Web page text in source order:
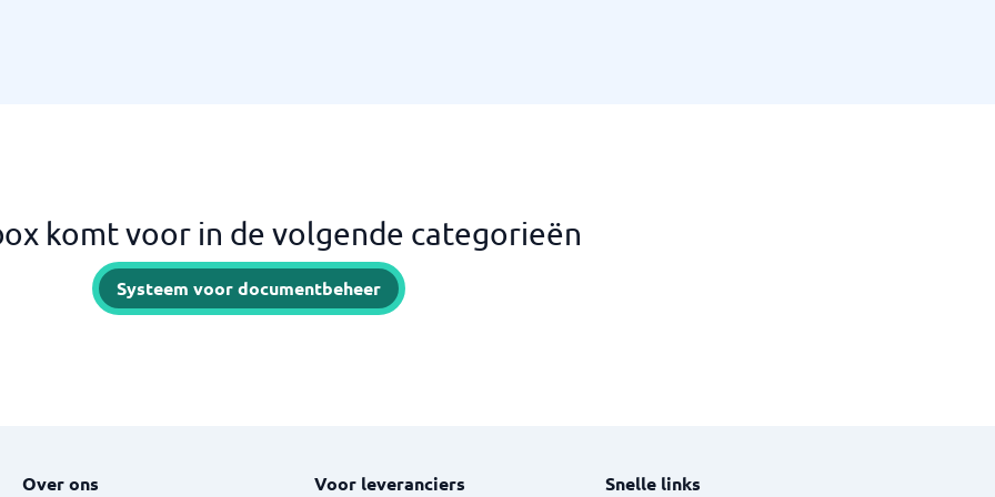
komt voor in de volgende categorieën
Systeem voor documentbeheer
Over ons Voor leveranciers Snelle links